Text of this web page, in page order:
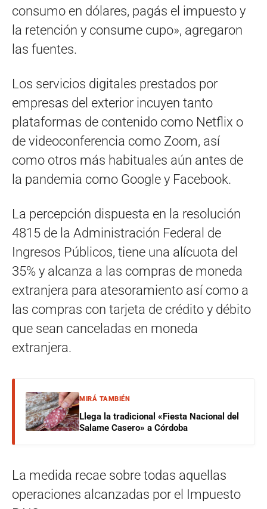
consumo en dólares, pagás el impuesto y
la retención y consume cupo», agregaron
las fuentes.
Los servicios digitales prestados por
empresas del exterior incuyen tanto
plataformas de contenido como Netflix o
de videoconferencia como Zoom, así
como otros más habituales aún antes de
la pandemia como Google y Facebook.
La percepción dispuesta en la resolución
4815 de la Administración Federal de
Ingresos Públicos, tiene una alícuota del
35% y alcanza a las compras de moneda
extranjera para atesoramiento así como a
las compras con tarjeta de crédito y débito
que sean canceladas en moneda
extranjera.
MIRÁ TAMBIÉN
Llega la tradicional «Fiesta Nacional del
Salame Casero» a Córdoba
La medida recae sobre todas aquellas
operaciones alcanzadas por el Impuesto